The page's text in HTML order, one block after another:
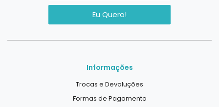
Eu Quero!
Informações
Trocas e Devoluções
Formas de Pagamento